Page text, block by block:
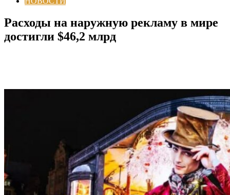
Расходы на наружную рекламу в мире
достигли $46,2 млрд